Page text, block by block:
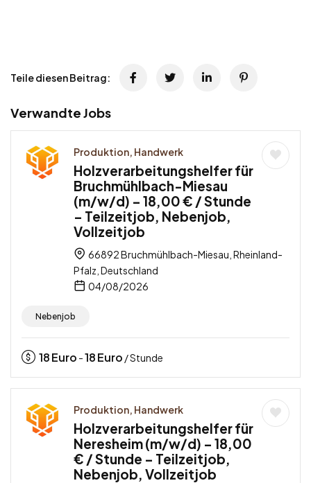
Teile diesen Beitrag:
Verwandte Jobs
Produktion, Handwerk
Holzverarbeitungshelfer für
Bruchmühlbach-Miesau
(m/w/d) – 18,00 € / Stunde
– Teilzeitjob, Nebenjob,
Vollzeitjob
66892 Bruchmühlbach-Miesau, Rheinland-
Pfalz, Deutschland
04/08/2026
Nebenjob
18Euro -18Euro / Stunde
Produktion, Handwerk
Holzverarbeitungshelfer für
Neresheim (m/w/d) – 18,00
€ / Stunde – Teilzeitjob,
Nebenjob, Vollzeitjob